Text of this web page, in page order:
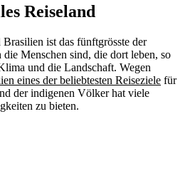
Reiseland
Brasilien ist das fünftgrösste der
die Menschen sind, die dort leben, so
und die Landschaft. Wegen
eines der beliebtesten Reiseziele für
der indigenen Völker hat viele
zu bieten.